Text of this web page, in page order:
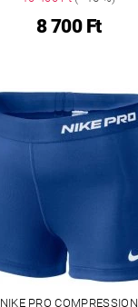
8 700 Ft
NIKE PRO COMPRESSION